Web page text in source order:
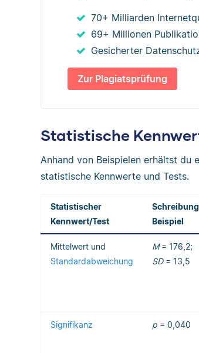
70+ Milliarden
69+ Millionen
Gesicherter
Zur Plagiatsprüfung
Statistische
Anhand von Beispielen erhältst du
statistische Kennwerte und Tests.
Statistischer
Kennwert/Test
Schreibung
Beispiel
Mittelwert und
Standardabweichung
M= 176,2;
SD= 13,5
Signifikanz p = 0,040